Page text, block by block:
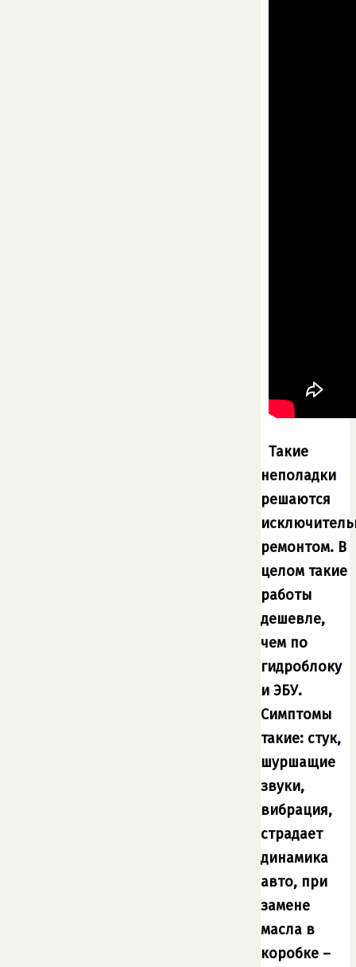
Такие
неполадки
решаются
ремонтом. В
целом такие
работы
дешевле,
чем по
гидроблоку
и ЭБУ.
Симптомы
такие: стук,
шуршащие
звуки,
вибрация,
страдает
динамика
авто, при
замене
масла в
коробке –